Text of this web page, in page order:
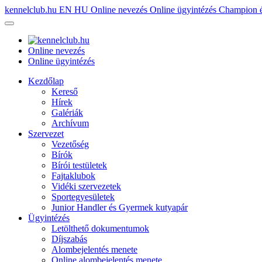
kennelclub.hu EN HU Online nevezés Online ügyintézés Champion
Online nevezés
Online ügyintézés
Kezdőlap
Kereső
Hírek
Galériák
Archívum
Szervezet
Vezetőség
Bírók
Bírói testületek
Fajtaklubok
Vidéki szervezetek
Sportegyesületek
Junior Handler és Gyermek kutyapár
Ügyintézés
Letölthető dokumentumok
Díjszabás
Alombejelentés menete
Online alombejelentés menete